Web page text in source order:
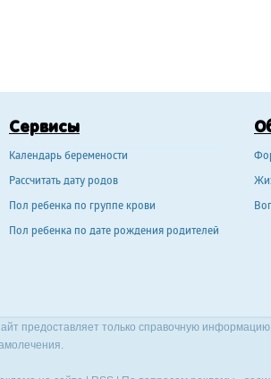
Сервисы
Календарь беремености
Рассчитать дату родов
Пол ребенка по группе крови
Пол ребенка по дате рождения родителей
предоставляет только справочную